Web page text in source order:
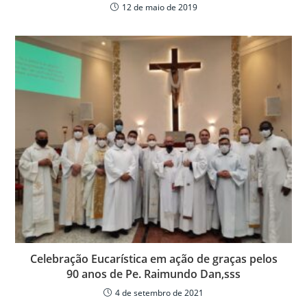
12 de maio de 2019
Celebração Eucarística em ação de graças pelos
90 anos de Pe. Raimundo Dan,sss
4 de setembro de 2021